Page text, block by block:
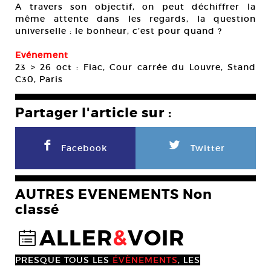
A travers son objectif, on peut déchiffrer la
même attente dans les regards, la question
universelle : le bonheur, c’est pour quand ?
Evénement
23 > 26 oct : Fiac, Cour carrée du Louvre, Stand
C30, Paris
Partager l'article sur :
F Facebook L Twitter
AUTRES EVENEMENTS Non
classé
@ALLER&VOIR
PRESQUE TOUS LES ÉVÈNEMENTS, LES